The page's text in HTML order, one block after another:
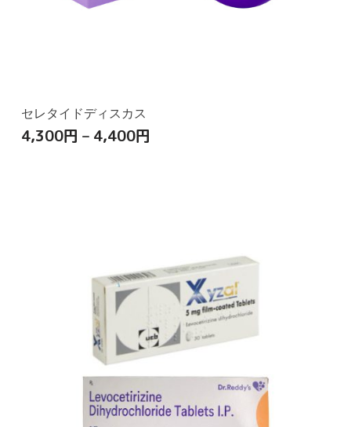
セレタイドディスカス
4,300円 – 4,400円